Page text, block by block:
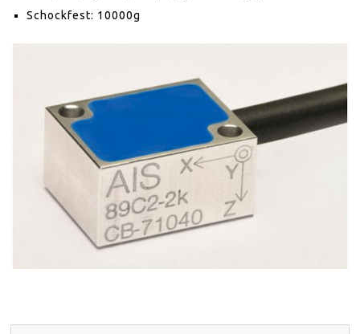
KONTAKT
SITEMAP
EN
Schockfest: 10000g